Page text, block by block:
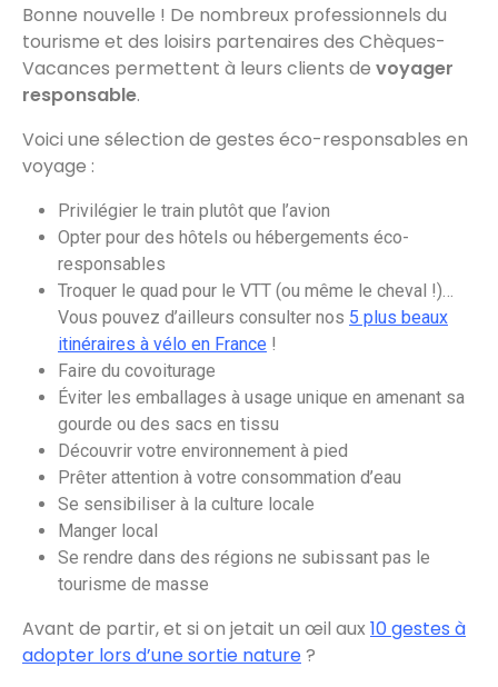
Bonne nouvelle ! De nombreux professionnels du
tourisme et des loisirs partenaires des Chèques-
Vacances permettent à leurs clients de voyager
responsable.
Voici une sélection de gestes éco-responsables en
voyage :
Privilégier le train plutôt que l’avion
Opter pour des hôtels ou hébergements éco-
responsables
Troquer le quad pour le VTT (ou même le cheval !)…
Vous pouvez d’ailleurs consulter nos 5 plus beaux
itinéraires à vélo en France !
Faire du covoiturage
Éviter les emballages à usage unique en amenant sa
gourde ou des sacs en tissu
Découvrir votre environnement à pied
Prêter attention à votre consommation d’eau
Se sensibiliser à la culture locale
Manger local
Se rendre dans des régions ne subissant pas le
tourisme de masse
Avant de partir, et si on jetait un œil aux 10 gestes à
adopter lors d’une sortie nature?